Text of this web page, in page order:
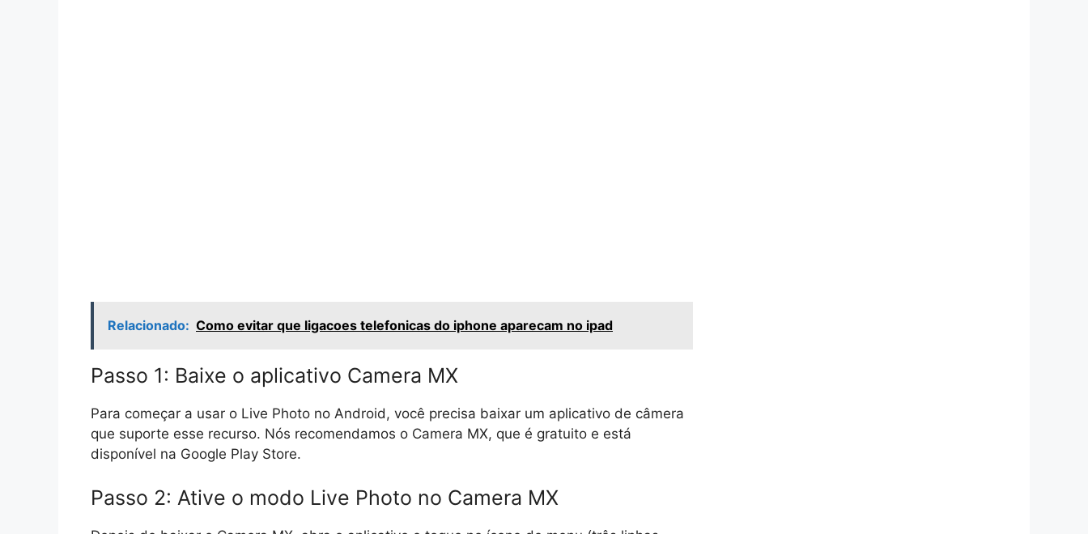
Relacionado: Como evitar que ligacoes telefonicas do iphone aparecam no ipad
Passo 1: Baixe o aplicativo Camera MX
Para começar a usar o Live Photo no Android, você precisa baixar um aplicativo de câmera
que suporte esse recurso. Nós recomendamos o Camera MX, que é gratuito e está
disponível na Google Play Store.
Passo 2: Ative o modo Live Photo no Camera MX